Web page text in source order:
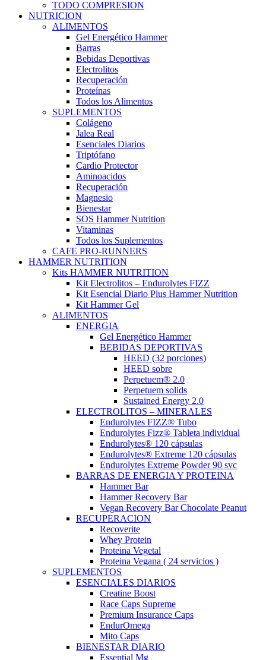
TODO COMPRESION
NUTRICION
ALIMENTOS
Gel Energético Hammer
Barras
Bebidas Deportivas
Electrolitos
Recuperación
Proteínas
Todos los Alimentos
SUPLEMENTOS
Colágeno
Jalea Real
Esenciales Diarios
Triptófano
Cardio Protector
Aminoacidos
Recuperación
Magnesio
Bienestar
SOS Hammer Nutrition
Vitaminas
Todos los Suplementos
CAFE PRO-RUNNERS
HAMMER NUTRITION
Kits HAMMER NUTRITION
Kit Electrolitos – Endurolytes FIZZ
Kit Esencial Diario Plus Hammer Nutrition
Kit Hammer Gel
ALIMENTOS
ENERGIA
Gel Energético Hammer
BEBIDAS DEPORTIVAS
HEED (32 porciones)
HEED sobre
Perpetuem® 2.0
Perpetuem solids
Sustained Energy 2.0
ELECTROLITOS – MINERALES
Endurolytes FIZZ® Tubo
Endurolytes Fizz® Tableta individual
Endurolytes® 120 cápsulas
Endurolytes® Extreme 120 cápsulas
Endurolytes Extreme Powder 90 svc
BARRAS DE ENERGIA Y PROTEINA
Hammer Bar
Hammer Recovery Bar
Vegan Recovery Bar Chocolate Peanut
RECUPERACION
Recoverite
Whey Protein
Proteina Vegetal
Proteina Vegana ( 24 servicios )
SUPLEMENTOS
ESENCIALES DIARIOS
Creatine Boost
Race Caps Supreme
Premium Insurance Caps
EndurOmega
Mito Caps
BIENESTAR DIARIO
Essential Mg